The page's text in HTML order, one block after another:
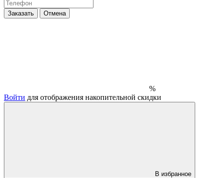
Заказать Отмена
%
Войти для отображения накопительной скидки
В избранное